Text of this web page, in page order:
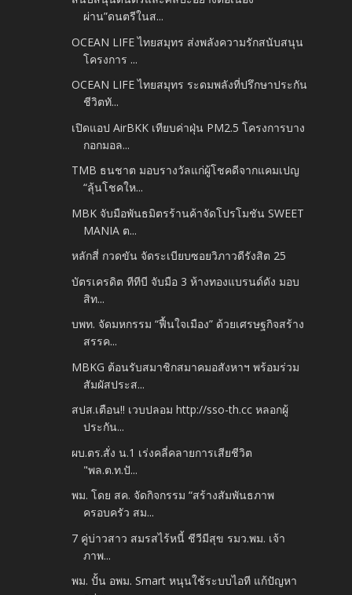
ผ่าน”ดนตรีในส...
OCEAN LIFE ไทยสมุทร ส่งพลังความรักสนับสนุน
โครงการ ...
OCEAN LIFE ไทยสมุทร ระดมพลังที่ปรึกษาประกัน
ชีวิตทั...
เปิดแอป AirBKK เทียบค่าฝุ่น PM2.5 โครงการบาง
กอกมอล...
TMB ธนชาต มอบรางวัลแก่ผู้โชคดีจากแคมเปญ
“ลุ้นโชคให...
MBK จับมือพันธมิตรร้านค้าจัดโปรโมชัน SWEET
MANIA ต...
หลักสี่ กวดขัน จัดระเบียบซอยวิภาวดีรังสิต 25
บัตรเครดิต ทีทีบี จับมือ 3 ห้างทองแบรนด์ดัง มอบ
สิท...
บพท. จัดมหกรรม “ฟื้นใจเมือง” ด้วยเศรษฐกิจสร้าง
สรรค...
MBKG ต้อนรับสมาชิกสมาคมอสังหาฯ พร้อมร่วม
สัมผัสประส...
สปส.เตือน!! เวบปลอม http://sso-th.cc หลอกผู้
ประกัน...
ผบ.ตร.สั่ง น.1 เร่งคลี่คลายการเสียชีวิต
"พล.ต.ท.ปั...
พม. โดย สค. จัดกิจกรรม “สร้างสัมพันธภาพ
ครอบครัว สม...
7 คู่บ่าวสาว สมรสไร้หนี้ ชีวีมีสุข รมว.พม. เจ้า
ภาพ...
พม. ปั้น อพม. Smart หนุนใช้ระบบไอที แก้ปัญหา